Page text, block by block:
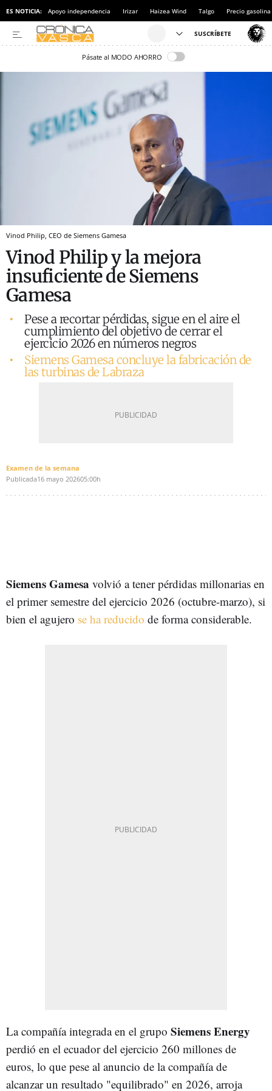
ES NOTICIA: Apoyo independencia Irizar Haizea Wind Talgo Precio gasolina
Pásate al MODO AHORRO
Vinod Philip, CEO de Siemens Gamesa
Vinod Philip y la mejora
insuficiente de Siemens
Gamesa
Pese a recortar pérdidas, sigue en el aire el
cumplimiento del objetivo de cerrar el
ejercicio 2026 en números negros
Siemens Gamesa concluye la fabricación de
las turbinas de Labraza
Examen de la semana
Publicada16 mayo 202605:00h
Siemens Gamesa volvió a tener pérdidas millonarias en
el primer semestre del ejercicio 2026 (octubre-marzo), si
bien el agujero se ha reducido de forma considerable.
La compañía integrada en el grupo Siemens Energy
perdió en el ecuador del ejercicio 260 millones de
euros, lo que pese al anuncio de la compañía de
alcanzar un resultado "equilibrado" en 2026, arroja